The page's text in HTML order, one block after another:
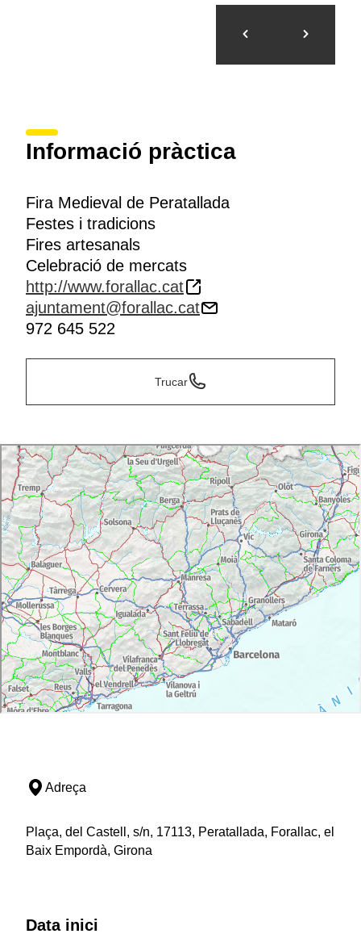
Informació pràctica
Fira Medieval de Peratallada
Festes i tradicions
Fires artesanals
Celebració de mercats
http://www.forallac.cat
ajuntament@forallac.cat
972 645 522
Trucar
Adreça
Plaça, del Castell, s/n, 17113, Peratallada, Forallac, el
Baix Empordà, Girona
Data inici